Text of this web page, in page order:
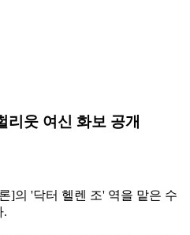
리웃 여신 화보 공개
]의 '닥터 헬렌 조' 역을 맡은 수
.